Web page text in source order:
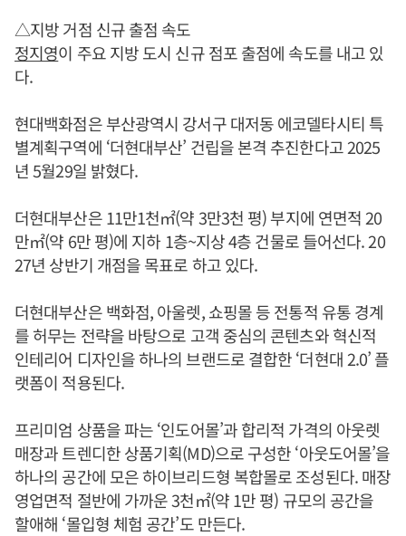
△지방 거점 신규 출점 속도
정지영이 주요 지방 도시 신규 점포 출점에 속도를 내고 있
다.
현대백화점은 부산광역시 강서구 대저동 에코델타시티 특
별계획구역에 ‘더현대부산’ 건립을 본격 추진한다고 2025
년 5월29일 밝혔다.
더현대부산은 11만1천㎡(약 3만3천 평) 부지에 연면적 20
만㎡(약 6만 평)에 지하 1층~지상 4층 건물로 들어선다. 20
27년 상반기 개점을 목표로 하고 있다.
더현대부산은 백화점, 아울렛, 쇼핑몰 등 전통적 유통 경계
를 허무는 전략을 바탕으로 고객 중심의 콘텐츠와 혁신적
인테리어 디자인을 하나의 브랜드로 결합한 ‘더현대 2.0’ 플
랫폼이 적용된다.
프리미엄 상품을 파는 ‘인도어몰’과 합리적 가격의 아웃렛
매장과 트렌디한 상품기획(MD)으로 구성한 ‘아웃도어몰’을
하나의 공간에 모은 하이브리드형 복합몰로 조성된다. 매장
영업면적 절반에 가까운 3천㎡(약 1만 평) 규모의 공간을
할애해 ‘몰입형 체험 공간’도 만든다.